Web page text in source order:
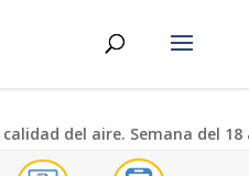
del aire. Semana del 18